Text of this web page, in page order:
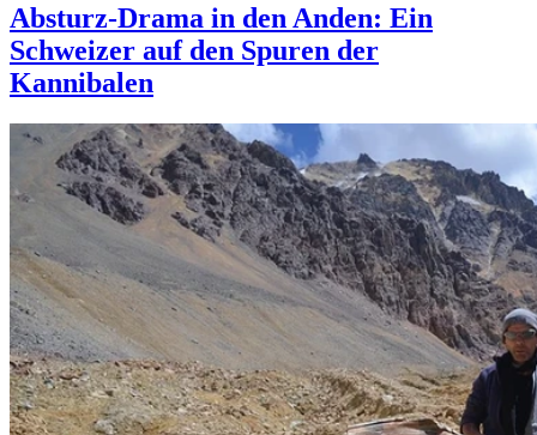
Absturz-Drama in den Anden: Ein
Schweizer auf den Spuren der
Kannibalen